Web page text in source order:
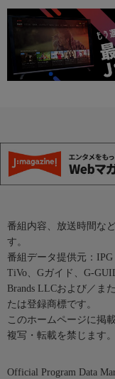
番組内容、放送時間な
す。
番組データ提供元：IPG
TiVo、Gガイド、G-
Brands LLCおよび／ま
たは登録商標です。
このホームページに掲
複写・転載を禁じます。
Official Program Data